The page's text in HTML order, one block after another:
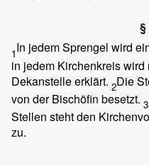
§
1In jedem Sprengel wird
in jedem Kirchenkreis
Dekanstelle erklärt. 2Die
von der Bischöfin besetzt. 3
Stellen steht den
zu.